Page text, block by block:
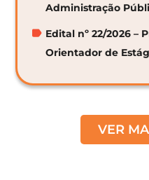
Administração
Edital nº 22/2026 –
Orientador de
VER